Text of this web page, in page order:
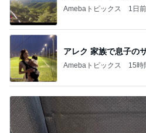
Amebaトピックス 1日前
アレク 家族で息子の
Amebaトピックス 15時